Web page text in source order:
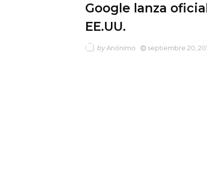
Google lanza
EE.UU.
byAnónimo septiembre 20,